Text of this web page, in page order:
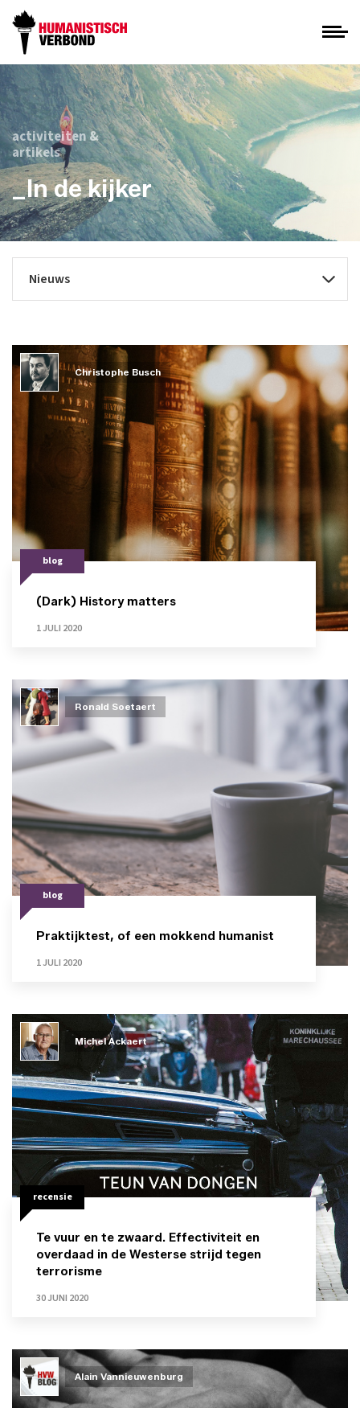
activiteiten &
artikels
_In de kijker
blog
(Dark) History matters
1 JULI 2020
Christophe Busch
blog
Praktijktest, of een mokkend humanist
1 JULI 2020
Ronald Soetaert
recensie
Te vuur en te zwaard. Effectiviteit en
overdaad in de Westerse strijd tegen
terrorisme
30 JUNI 2020
Michel Ackaert
Alain Vannieuwenburg